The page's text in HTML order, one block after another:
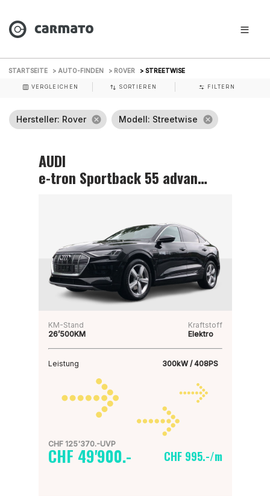
STARTSEITE > AUTO-FINDEN > ROVER > STREETWISE
VERGLEICHEN SORTIEREN FILTERN
Hersteller: Rover cancel Modell: Streetwise cancel
AUDI
e-tron Sportback 55 advanced
KM-Stand
26’500KM
Kraftstoff
Elektro
Leistung 300kW / 408PS
CHF 125'370.-UVP
CHF 49'900.- CHF 995.-/m